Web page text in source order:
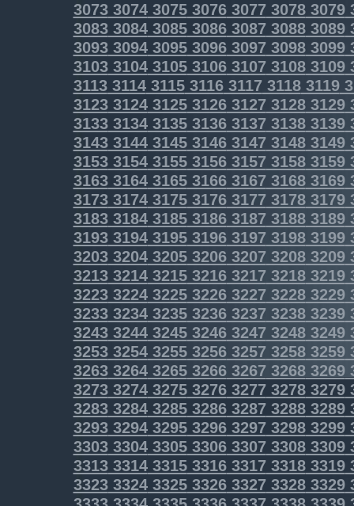
3073307430753076307730783079
3083308430853086308730883089
3093309430953096309730983099
3103310431053106310731083109
3113311431153116311731183119
3123312431253126312731283129
3133313431353136313731383139
3143314431453146314731483149
31533154315531563157 31583159
31633164316531663167 31683169
3173317431753176317731783179
31833184318531863187 31883189
31933194319531963197 31983199
32033204320532063207 32083209
32133214321532163217 32183219
32233224322532263227 32283229
32333234323532363237 32383239
32433244324532463247 32483249
32533254325532563257 32583259
32633264326532663267 32683269
3273327432753276327732783279
3283328432853286328732883289
3293329432953296329732983299
3303330433053306330733083309
3313331433153316331733183319
3323332433253326332733283329